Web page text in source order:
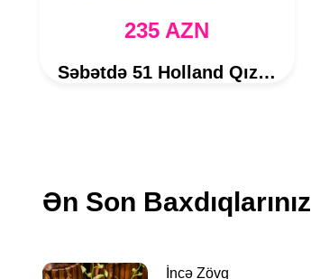
235 AZN
Səbətdə 51 Holland Qızılgülü
Ən Son Baxdıqlarınız
İncə Zövq